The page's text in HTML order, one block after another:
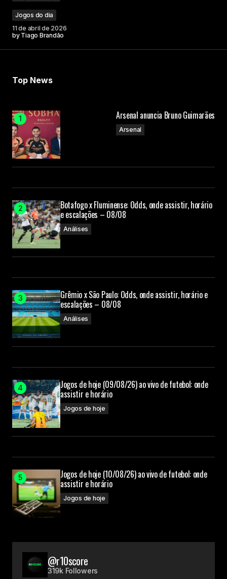
Jogos do dia
11 de abril de 2026
by Tiago Brandão
Top News
Arsenal anuncia Bruno Guimarães
Arsenal
Botafogo x Fluminense: Odds, onde assistir, horário
e escalações – 08/08
Análises
Grêmio x São Paulo: Odds, onde assistir, horário e
escalações – 08/08
Análises
Jogos de hoje (09/08/26) ao vivo de futebol: onde
assistir e horário
Jogos de hoje
Jogos de hoje (10/08/26) ao vivo de futebol: onde
assistir e horário
Jogos de hoje
@r10score
319k Followers